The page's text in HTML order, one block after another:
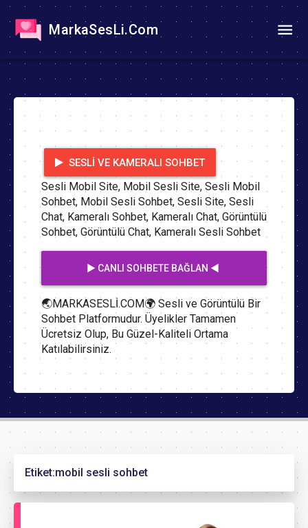
MarkaSesLi.Com
SESLI VE KAMERALI SOHBET
Sesli Mobil Site, Mobil Sesli Site, Sesli Mobil
Sohbet, Mobil Sesli Sohbet, Sesli Site, Sesli
Chat, Kameralı Sohbet, Kameralı Chat, Görüntülü
Sohbet, Görüntülü Chat, Kameralı Sesli Sohbet
▶️ CANLI SOHBETE BAĞLAN ◀️
🌏MARKASESLİ.COM🌍 Sesli ve Görüntülü Bir
Sohbet Platformudur. Üyelikler Tamamen
Ücretsiz Olup, Bu Güzel-Kaliteli Ortama
Katılabilirsiniz.
Etiket:mobil sesli sohbet